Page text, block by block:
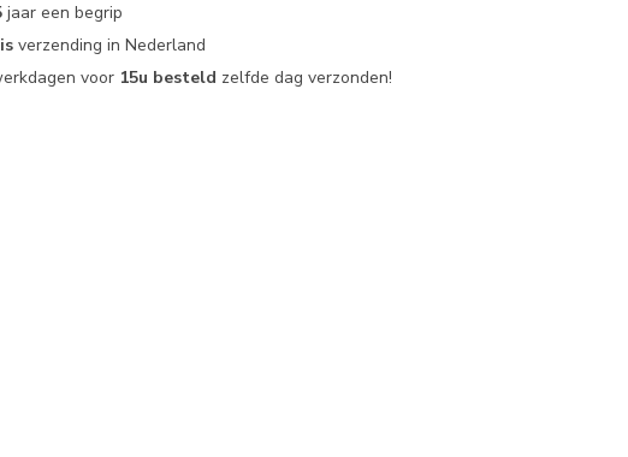
jaar een begrip
verzending in Nederland
voor 15u besteld zelfde dag verzonden!